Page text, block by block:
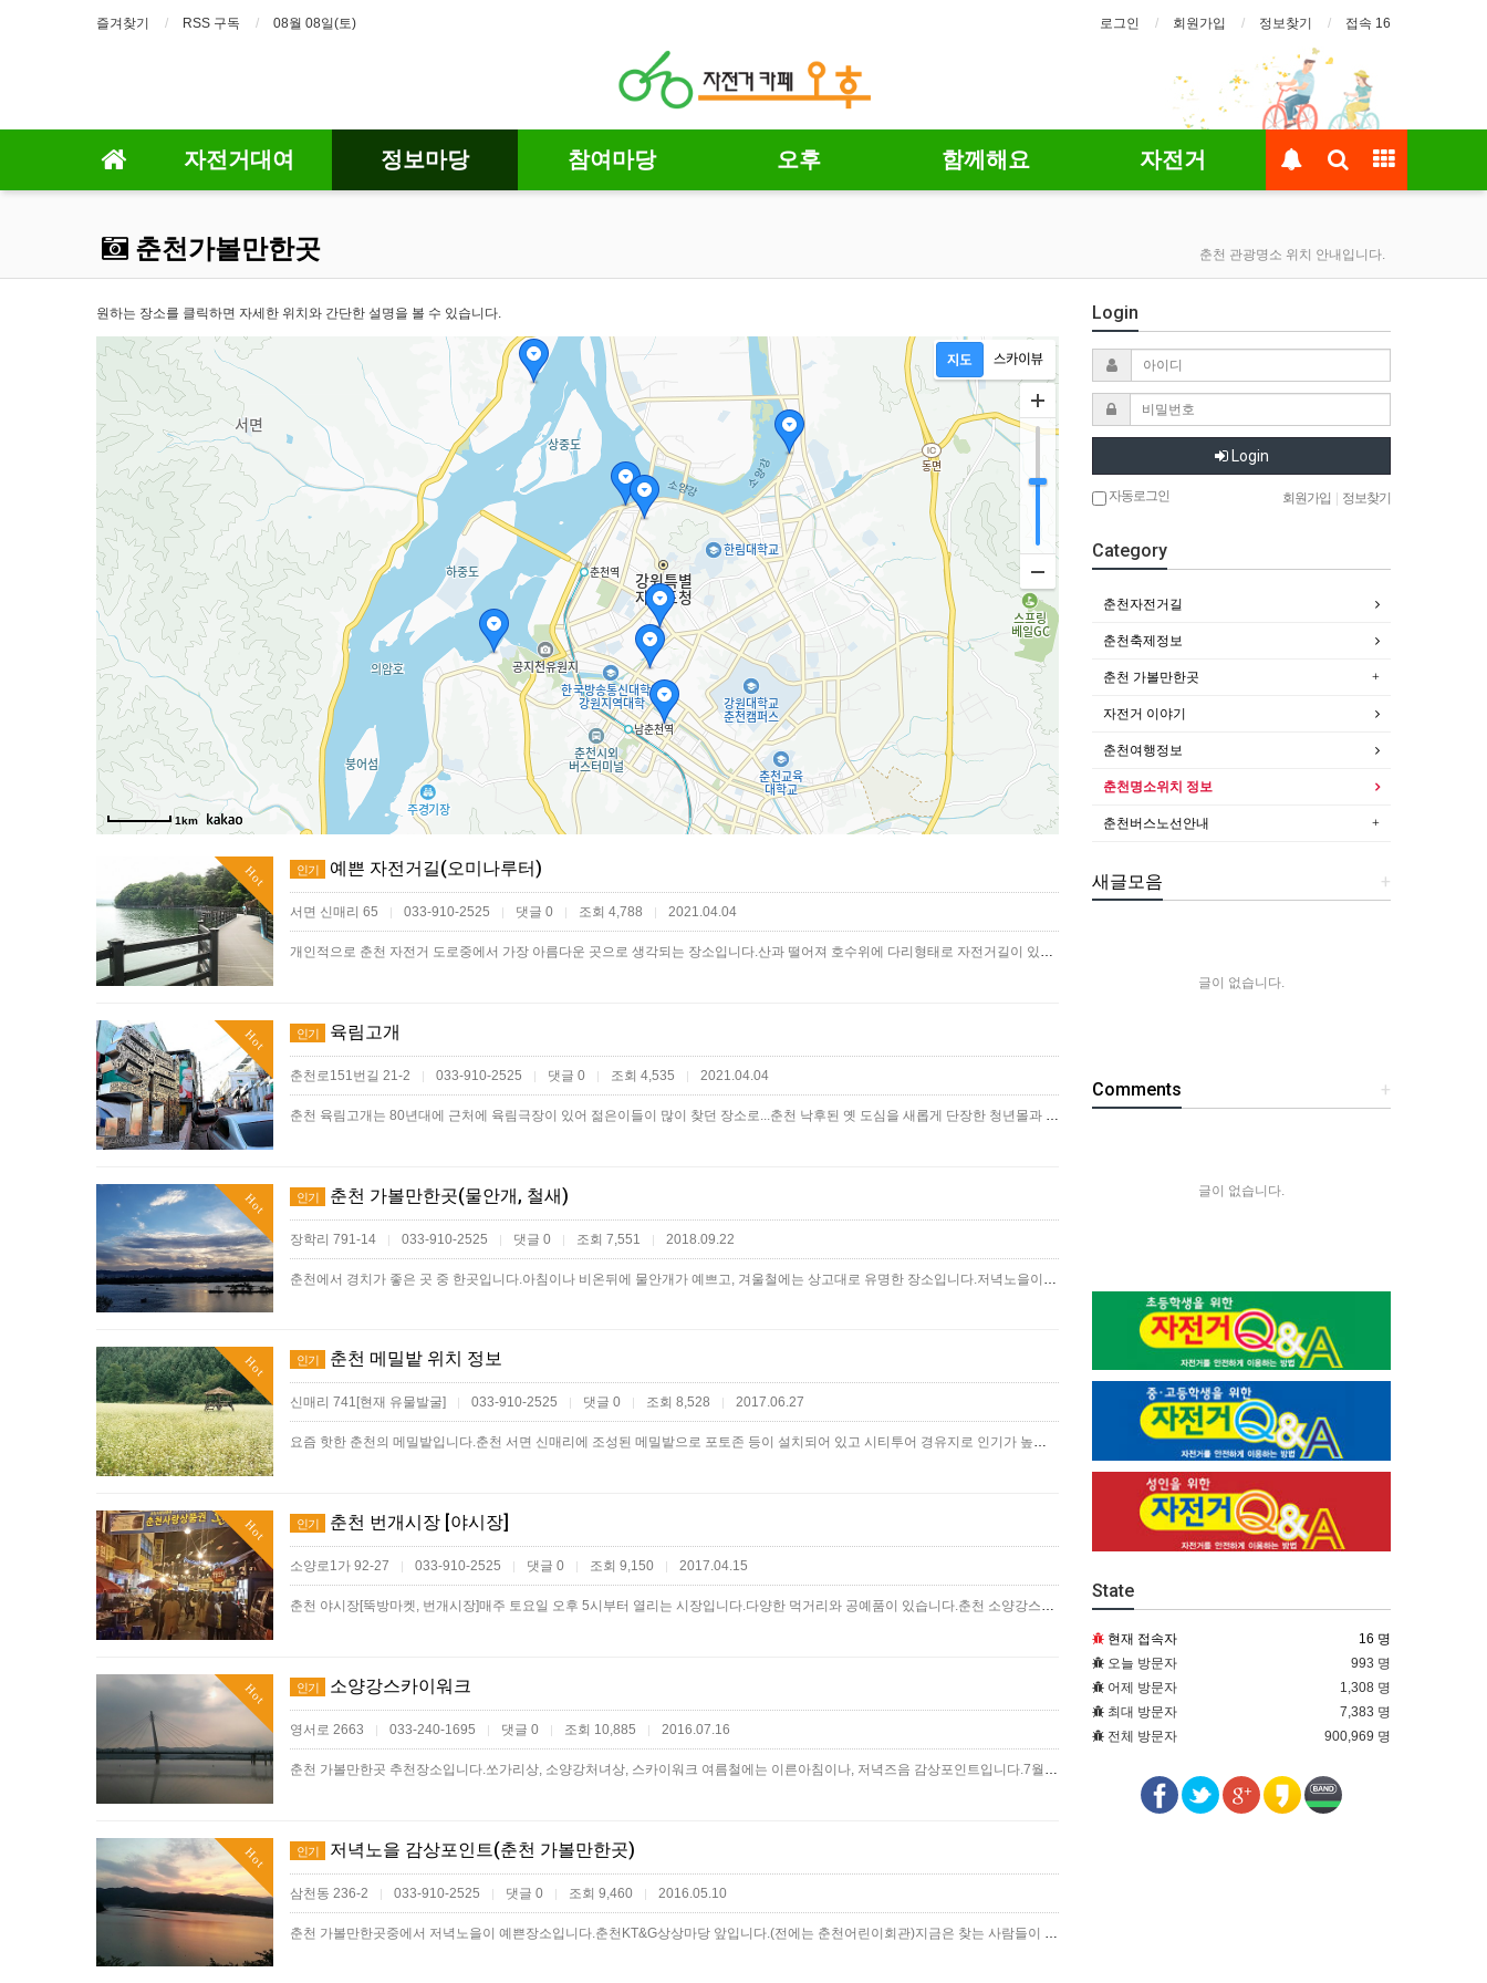
즐겨찾기 RSS 구독 08월 08일(토) 로그인 회원가입 정보찾기 접속 16
자전거대여 정보마당 참여마당 오후 함께해요 자전거
춘천가볼만한곳 춘천 관광명소 위치 안내입니다.
원하는 장소를 클릭하면 자세한 위치와 간단한 설명을 볼 수 있습니다.
1km
Hot 인기 예쁜 자전거길(오미나루터)
서면 신매리 65 | 033-910-2525 | 댓글 0 | 조회 4,788 | 2021.04.04
개인적으로 춘천 자전거 도로중에서 가장 아름다운 곳으로 생각되는 장소입니다.산과 떨어져 호수위에 다리형태로 자전거길이 있어서 마치 물위에서 자전거를 타는 듯한 느낌이 들지만, 가끔…
Hot 인기 육림고개
춘천로151번길 21-2 | 033-910-2525 | 댓글 0 | 조회 4,535 | 2021.04.04
Hot 인기 춘천 가볼만한곳(물안개, 철새)
장학리 791-14 | 033-910-2525 | 댓글 0 | 조회 7,551 | 2018.09.22
Hot 인기 춘천 메밀밭 위치 정보
신매리 741[현재 유물발굴] 033-910-2525 댓글 0 조회 8,528 2017.06.27
요즘 핫한 춘천의 메밀밭입니다.춘천 서면 신매리에 조성된 메밀밭으로 포토존 등이 설치되어 있고 시티투어 경유지로 인기가 높습니다.메밀밭은 6월 초부터 순백의 꽃을 피우며, 한달간 …
Hot 인기 춘천 번개시장 [야시장]
소양로1가 92-27 | 033-910-2525 | 댓글 0 | 조회 9,150 | 2017.04.15
춘천 야시장[뚝방마켓, 번개시장]매주 토요일 오후 5시부터 열리는 시장입니다.다양한 먹거리와 공예품이 있습니다.춘천 소양강스카이워크와 인접하여 새로운 관광지로 많은 분들이 찾고 있…
Hot 인기 소양강스카이워크
영서로 2663 | 033-240-1695 | 댓글 0 | 조회 10,885 | 2016.07.16
Hot 인기 저녁노을 감상포인트(춘천 가볼만한곳)
삼천동 236-2 | 033-910-2525 | 댓글 0 | 조회 9,460 | 2016.05.10
Login
Login
자동로그인 회원가입 정보찾기
Category
춘천자전거길
춘천축제정보
춘천 가볼만한곳
자전거 이야기
춘천여행정보
춘천명소위치 정보
춘천버스노선안내
+
새글모음
글이 없습니다.
+
Comments
글이 없습니다.
State
현재 접속자
16 명
오늘 방문자
993 명
어제 방문자
1,308 명
최대 방문자
7,383 명
전체 방문자
900,969 명